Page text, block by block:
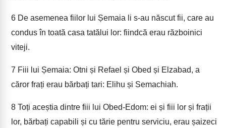
6 De asemenea fiilor lui Șemaia li s-au născut fii, care au
condus în toată casa tatălui lor: fiindcă erau războinici
viteji.
7 Fiii lui Șemaia: Otni și Refael și Obed și Elzabad, a
căror frați erau bărbați tari: Elihu și Semachiah.
8 Toți aceștia dintre fiii lui Obed-Edom: ei și fiii lor și frații
lor, bărbați capabili și cu tărie pentru serviciu, erau șaizeci